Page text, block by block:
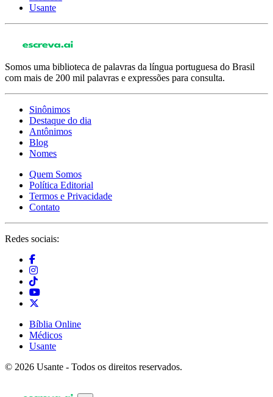
Usante
Somos uma biblioteca de palavras da língua portuguesa do Brasil
com mais de 200 mil palavras e expressões para consulta.
Sinônimos
Destaque do dia
Antônimos
Blog
Nomes
Quem Somos
Política Editorial
Termos e Privacidade
Contato
Redes sociais:
Bíblia Online
Médicos
Usante
© 2026 Usante - Todos os direitos reservados.